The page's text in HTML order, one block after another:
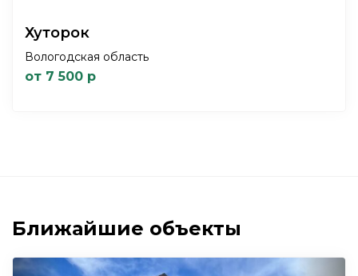
Хуторок
Вологодская область
от 7 500 р
Ближайшие объекты